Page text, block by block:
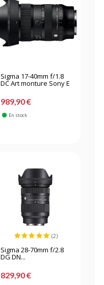
Sigma 17-40mm f/1.8
DC Art monture Sony E
989,90 €
En stock
(2)
Sigma 28-70mm f/2.8
DG DN...
829,90 €